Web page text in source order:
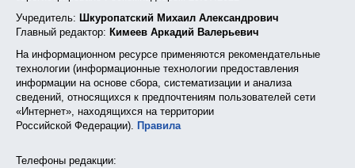
Учредитель: Шкуропатский Михаил Александрович
Главный редактор: Кимеев Аркадий Валерьевич
На информационном ресурсе применяются рекомендательные
технологии (информационные технологии предоставления
информации на основе сбора, систематизации и анализа
сведений, относящихся к предпочтениям пользователей сети
«Интернет», находящихся на территории
Российской Федерации). Правила
Телефоны редакции: